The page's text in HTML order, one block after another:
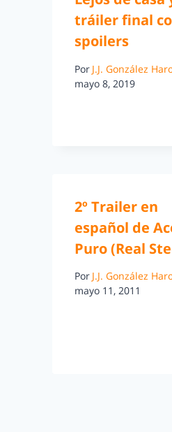
tráiler final
spoilers
Por J.J. González
mayo 8, 2019
2º Trailer en
español de
Puro (Real
Por J.J. González
mayo 11, 2011